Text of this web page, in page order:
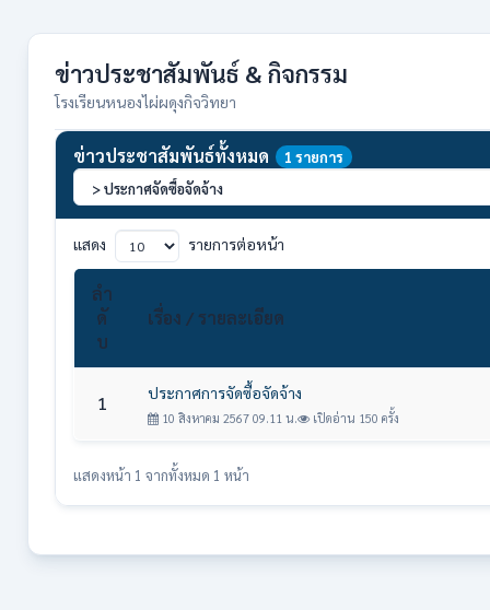
ข่าวประชาสัมพันธ์ & กิจกรรม
โรงเรียนหนองไผ่ผดุงกิจวิทยา
ข่าวประชาสัมพันธ์ทั้งหมด 1 รายการ
แสดง รายการต่อหน้า
ลำ
ดั
บ
เรื่อง / รายละเอียด
1 ประกาศการจัดซื้อจัดจ้าง
10 สิงหาคม 2567 09.11 น. เปิดอ่าน 150 ครั้ง
แสดงหน้า 1 จากทั้งหมด 1 หน้า